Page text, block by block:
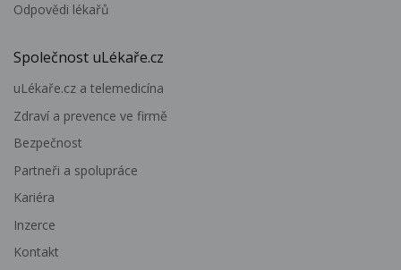
Odpovědi lékařů
Společnost uLékaře.cz
uLékaře.cz a telemedicína
Zdraví a prevence ve firmě
Bezpečnost
Partneři a spolupráce
Kariéra
Inzerce
Kontakt